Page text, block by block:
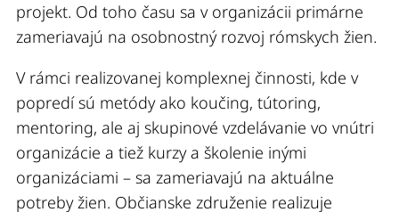
projekt. Od toho času sa v organizácii primárne
zameriavajú na osobnostný rozvoj rómskych žien.
V rámci realizovanej komplexnej činnosti, kde v
popredí sú metódy ako koučing, tútoring,
mentoring, ale aj skupinové vzdelávanie vo vnútri
organizácie a tiež kurzy a školenie inými
organizáciami – sa zameriavajú na aktuálne
potreby žien. Občianske združenie realizuje